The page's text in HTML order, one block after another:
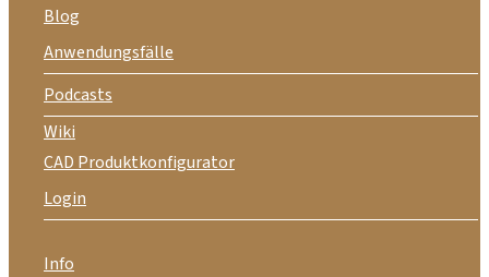
Blog
Anwendungsfälle
Podcasts
Wiki
CAD Produktkonfigurator
Login
Info